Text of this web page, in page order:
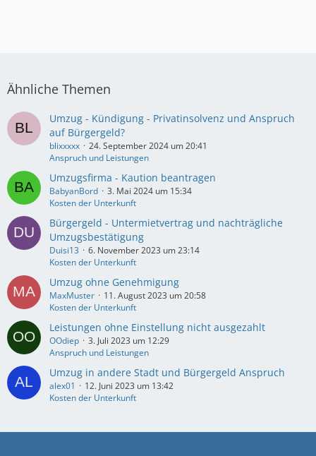
Ähnliche Themen
Umzug - Kündigung - Privatinsolvenz und Anspruch
auf Bürgergeld?
blixxxxx
24. September 2024 um 20:41
Anspruch und Leistungen
Umzugsfirma - Kaution beantragen
BabyanBord
3. Mai 2024 um 15:34
Kosten der Unterkunft
Bürgergeld - Untermietvertrag und nachträgliche
Umzugsbestätigung
Duisi13
6. November 2023 um 23:14
Kosten der Unterkunft
Umzug ohne Genehmigung
MaxMuster
11. August 2023 um 20:58
Kosten der Unterkunft
Leistungen ohne Einstellung nicht ausgezahlt
OOdiep
3. Juli 2023 um 12:29
Anspruch und Leistungen
Umzug in andere Stadt und Bürgergeld Anspruch
alex01
12. Juni 2023 um 13:42
Kosten der Unterkunft